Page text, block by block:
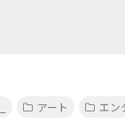
アート エン